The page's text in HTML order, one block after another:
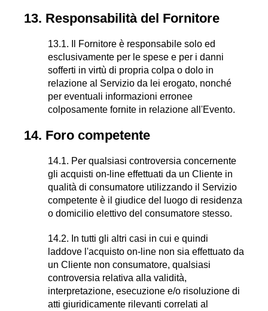
13. Responsabilità del Fornitore
13.1. Il Fornitore è responsabile solo ed
esclusivamente per le spese e per i danni
sofferti in virtù di propria colpa o dolo in
relazione al Servizio da lei erogato, nonché
per eventuali informazioni erronee
colposamente fornite in relazione all'Evento.
14. Foro competente
14.1. Per qualsiasi controversia concernente
gli acquisti on-line effettuati da un Cliente in
qualità di consumatore utilizzando il Servizio
competente è il giudice del luogo di residenza
o domicilio elettivo del consumatore stesso.
14.2. In tutti gli altri casi in cui e quindi
laddove l'acquisto on-line non sia effettuato da
un Cliente non consumatore, qualsiasi
controversia relativa alla validità,
interpretazione, esecuzione e/o risoluzione di
atti giuridicamente rilevanti correlati al